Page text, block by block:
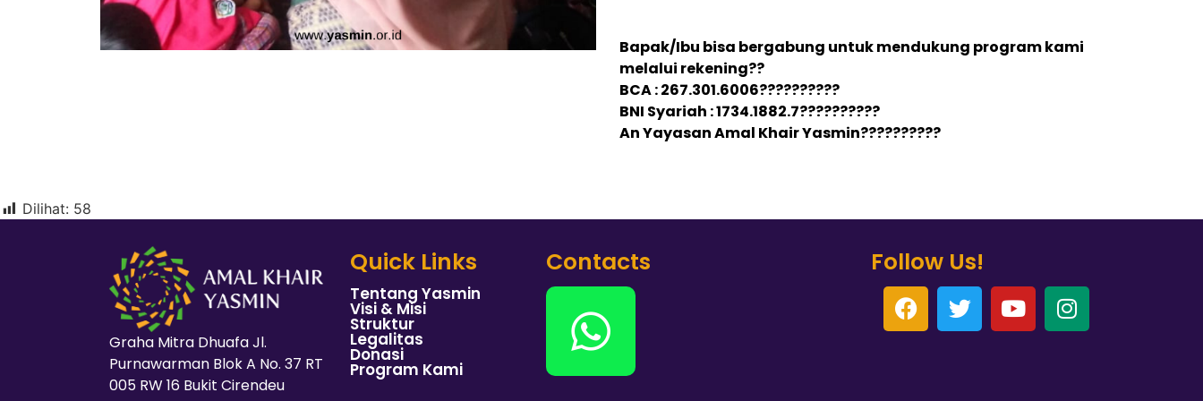
Bapak/Ibu bisa bergabung untuk mendukung program kami
melalui rekening??
BCA : 267.301.6006??????????
BNI Syariah : 1734.1882.7??????????
An Yayasan Amal Khair Yasmin??????????
Dilihat: 58
Graha Mitra Dhuafa Jl.
Purnawarman Blok A No. 37 RT
005 RW 16 Bukit Cirendeu
Quick Links
Tentang Yasmin
Visi & Misi
Struktur
Legalitas
Donasi
Program Kami
Contacts Follow Us!